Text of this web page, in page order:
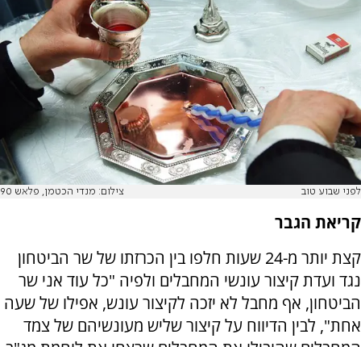
לפני שבוע טוב צילום: מנדי הכטמן, פלאש 90
קריאת הגבר
קצת יותר מ-24 שעות חלפו בין הכרזתו של שר הביטחון
נגד ועדת קיצור עונשי המחבלים ולפיה "כל עוד אני שר
הביטחון, אף מחבל לא יזכה לקיצור עונש, אפילו של שעה
אחת", לבין הדיווח על קיצור שליש מעונשיהם של צמד